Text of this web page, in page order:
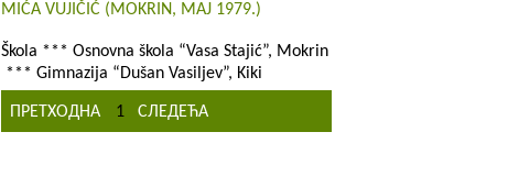
MIĆA VUJIČIĆ (MOKRIN, MAJ 1979.)
Škola *** Osnovna škola “Vasa Stajić”, Mokrin
*** Gimnazija “Dušan Vasiljev”, Kiki
ПРЕТХОДНА 1 СЛЕДЕЋА